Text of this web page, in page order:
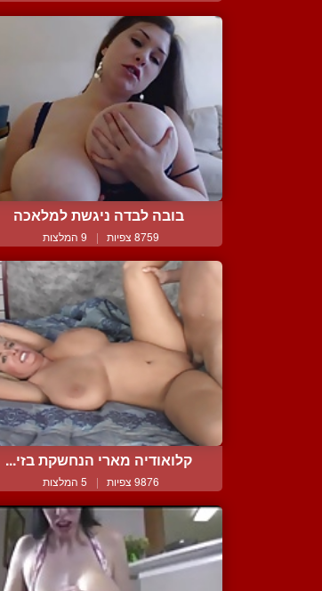
בובה לבדה ניגשת למלאכה
8759 צפיות | 9 המלצות
קלואודיה מארי הנחשקת בזי...
9876 צפיות | 5 המלצות